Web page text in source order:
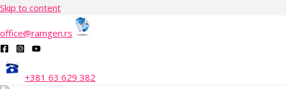
Skip to content
office@ramgen.rs
+381 63 629 382